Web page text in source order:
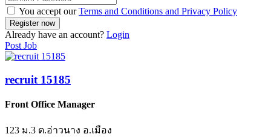
You accept ourTerms and Conditions and Privacy Policy
Already have an account? Login
Post Job
recruit 15185
Front Office Manager
123 ม.3 ต.อ่าวนาง อ.เมือง